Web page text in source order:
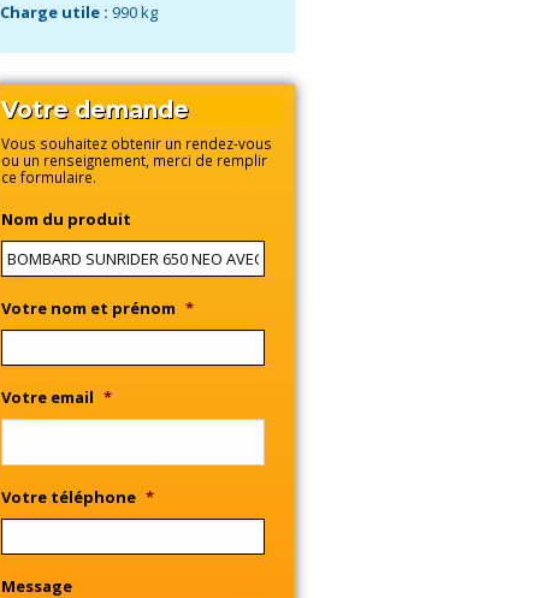
Charge utile : 990 kg
Votre demande
Vous souhaitez obtenir un rendez-vous
ou un renseignement, merci de remplir
ce formulaire.
Nom du produit
Votre nom et prénom *
Votre email *
Votre téléphone *
Message